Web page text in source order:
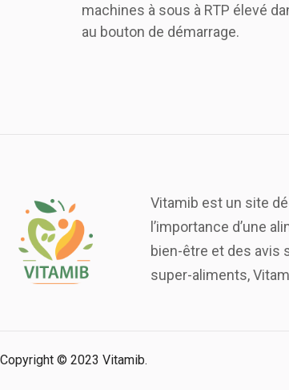
machines à sous à RTP élevé
au bouton de démarrage.
Vitamib est un site
l’importance d’une
bien-être et des avis
super-aliments,
Copyright © 2023 Vitamib.